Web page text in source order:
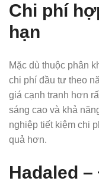
Chi phí
hạn
Mặc dù thuộc phân
chi phí đầu tư theo
giá cạnh tranh hơn
sáng cao và khả
nghiệp tiết kiệm chi
quả hơn.
Hadaled